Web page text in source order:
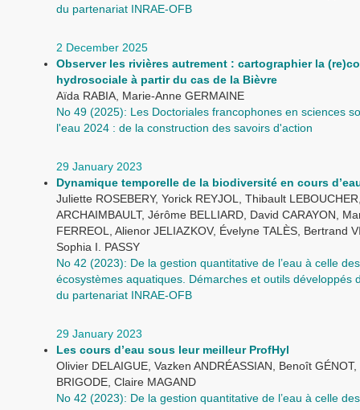
du partenariat INRAE-OFB
2 December 2025
Observer les rivières autrement : cartographier la
hydrosociale à partir du cas de la Bièvre
Aïda RABIA, Marie-Anne GERMAINE
No 49 (2025): Les Doctoriales francophones en sciences
l'eau 2024 : de la construction des savoirs d'action
29 January 2023
Dynamique temporelle de la biodiversité en cours
Juliette ROSEBERY, Yorick REYJOL, Thibault
ARCHAIMBAULT, Jérôme BELLIARD, David CARAYON,
FERREOL, Alienor JELIAZKOV, Évelyne TALÈS, Bertrand
Sophia I. PASSY
No 42 (2023): De la gestion quantitative de l’eau à celle des
écosystèmes aquatiques. Démarches et outils développés
du partenariat INRAE-OFB
29 January 2023
Les cours d’eau sous leur meilleur ProfHyl
Olivier DELAIGUE, Vazken ANDRÉASSIAN, Benoît
BRIGODE, Claire MAGAND
No 42 (2023): De la gestion quantitative de l’eau à celle des